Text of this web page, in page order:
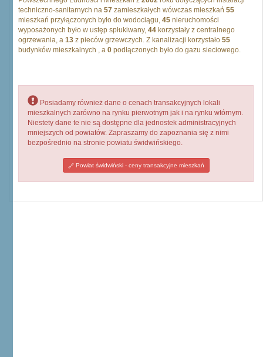
techniczno-sanitarnych na 57 zamieszkałych wówczas mieszkań 55
mieszkań przyłączonych było do wodociągu, 45 nieruchomości
wyposażonych było w ustęp spłukiwany, 44 korzystały z centralnego
ogrzewania, a 13 z pieców grzewczych. Z kanalizacji korzystało 55
budynków mieszkalnych , a 0 podłączonych było do gazu sieciowego.
Posiadamy również dane o cenach transakcyjnych lokali
mieszkalnych zarówno na rynku pierwotnym jak i na rynku wtórnym.
Niestety dane te nie są dostępne dla jednostek administracyjnych
mniejszych od powiatów. Zapraszamy do zapoznania się z nimi
bezpośrednio na stronie powiatu świdwińskiego.
Powiat świdwiński - ceny transakcyjne mieszkań